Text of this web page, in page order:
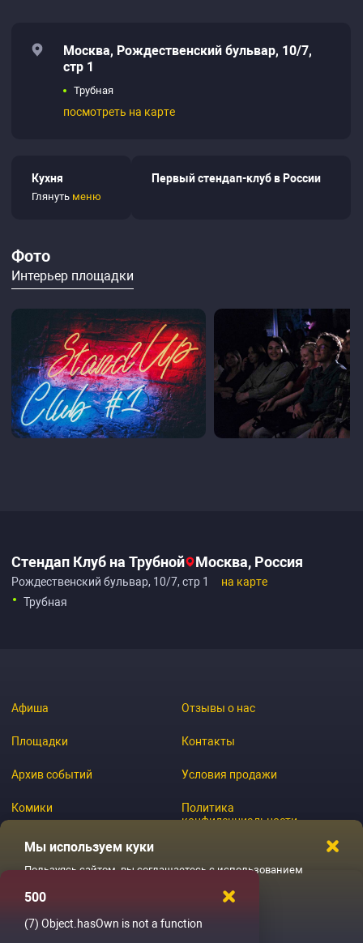
Москва, Рождественский бульвар, 10/7,
стр 1
Трубная
посмотреть на карте
Кухня
Глянуть меню
Первый стендап-клуб в России
Фото
Интерьер площадки
Стендап Клуб на Трубной Москва, Россия
Рождественский бульвар, 10/7, стр 1
на карте
Трубная
Афиша
Площадки
Архив событий
Комики
Журнал
Отзывы о нас
Контакты
Условия продажи
Политика
конфиденциальности
Мы используем куки
Пользуясь сайтом, вы соглашаетесь с использованием
Ладненько
500
(7) Object.hasOwn is not a function